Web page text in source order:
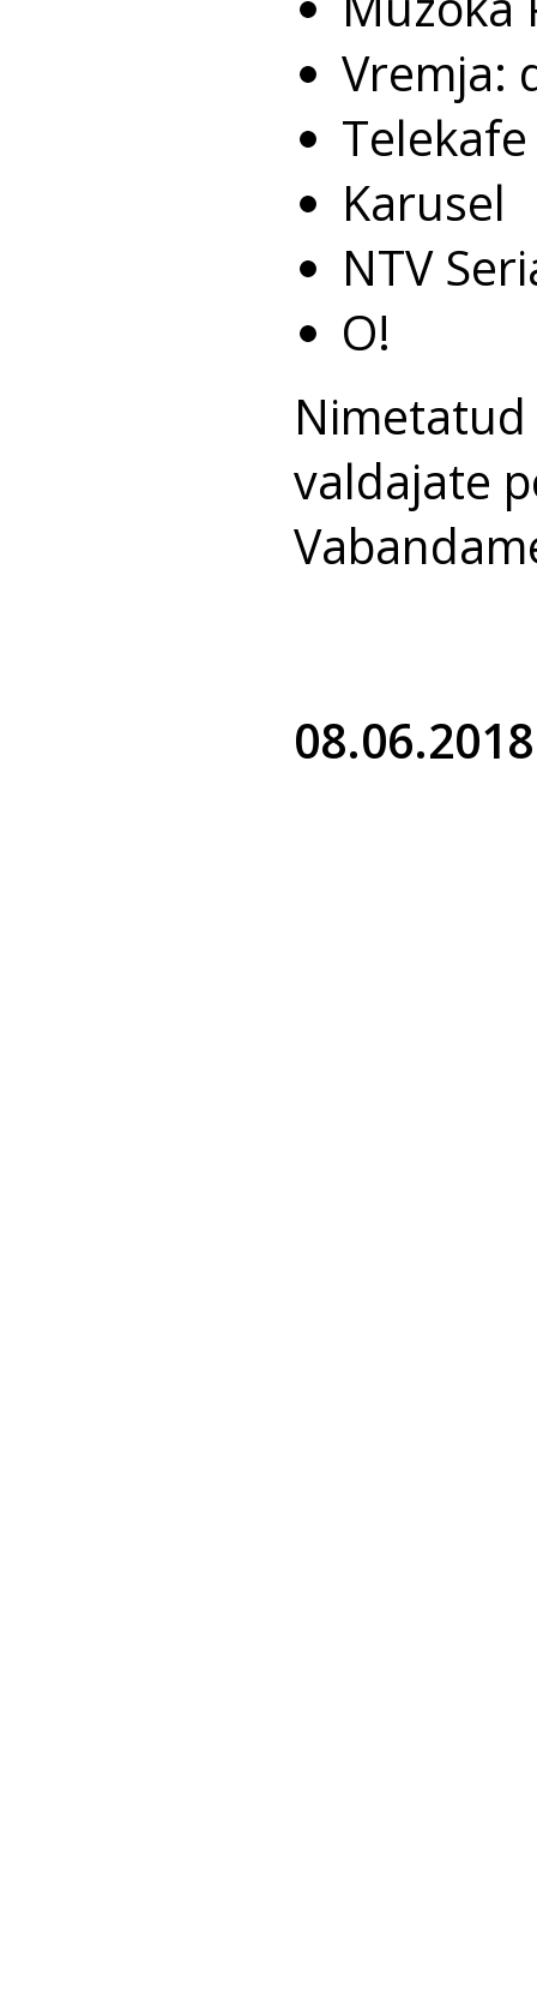
Vremja:
Telekafe
Karusel
NTV
O!
valdajate
08.06.2018